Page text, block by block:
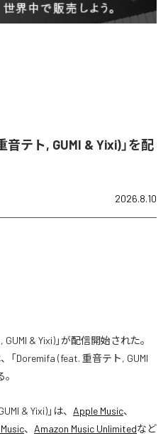
テト, GUMI & Yixi)」を配
2026.8.10
& Yixi)」が配信開始された。
Doremifa (feat. 重音テト, GUMI
& Yixi)」は、 Apple Music、
、 Amazon Music Unlimitedなど